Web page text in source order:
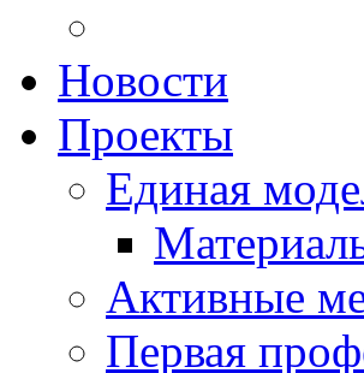
Новости
Проекты
Единая
Активные
Первая